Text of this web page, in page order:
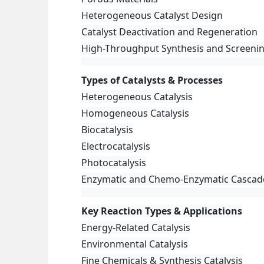
Heterogeneous Catalyst Design
Catalyst Deactivation and Regeneration
High-Throughput Synthesis and
Types of Catalysts & Processes
Heterogeneous Catalysis
Homogeneous Catalysis
Biocatalysis
Electrocatalysis
Photocatalysis
Enzymatic and Chemo-Enzymatic
Key Reaction Types & Applications
Energy-Related Catalysis
Environmental Catalysis
Fine Chemicals & Synthesis Catalysis